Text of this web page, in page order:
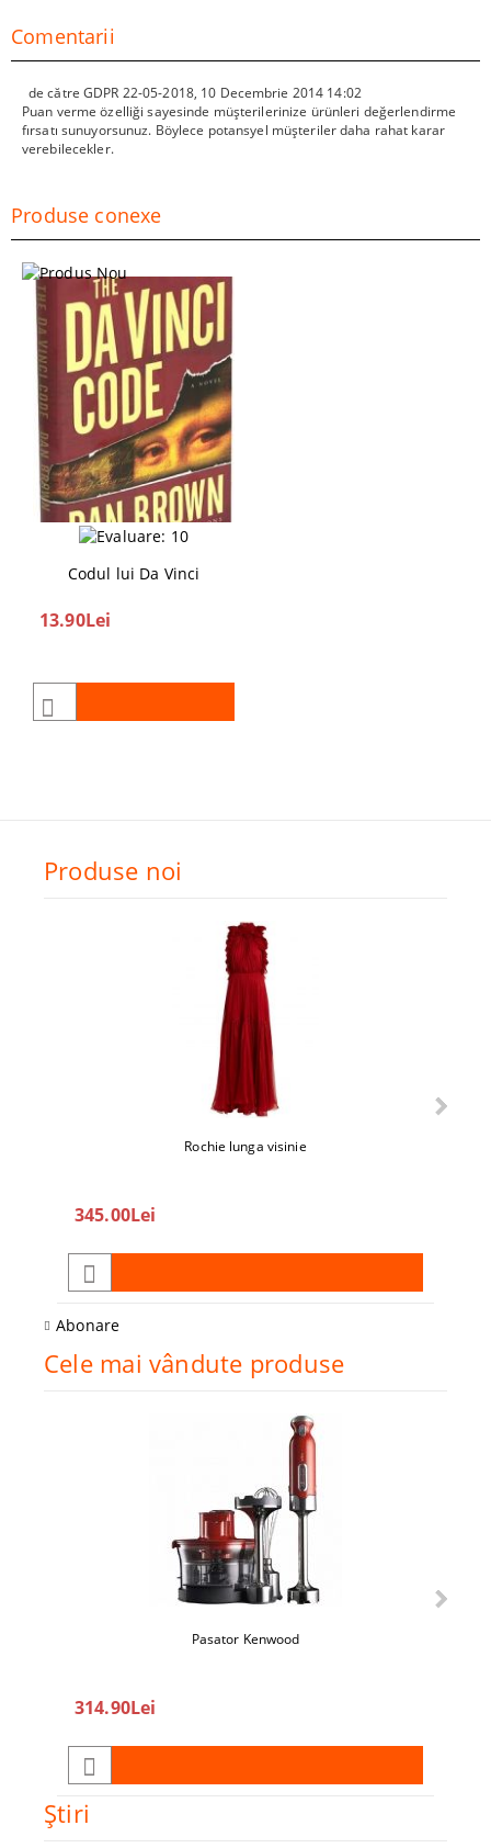
Comentarii
de cătreGDPR 22-05-2018, 10 Decembrie 2014 14:02
Puan verme özelliği sayesinde müşterilerinize ürünleri değerlendirme
fırsatı sunuyorsunuz. Böylece potansyel müşteriler daha rahat karar
verebilecekler.
Produse conexe
Codul lui Da Vinci
13.90Lei
Produse noi
Rochie lunga visinie
345.00Lei
Abonare
Cele mai vândute produse
Pasator Kenwood
314.90Lei
Ştiri